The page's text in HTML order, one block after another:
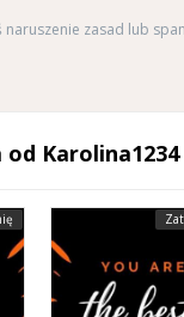
naruszenie zasad lub
od Karolina1234